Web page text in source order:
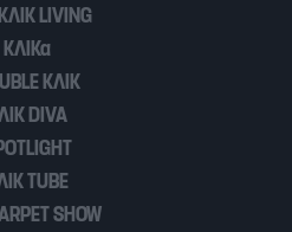
LIVING
ΚΛΙΚα
ΚΛΙΚ
DIVA
TUBE
SHOW